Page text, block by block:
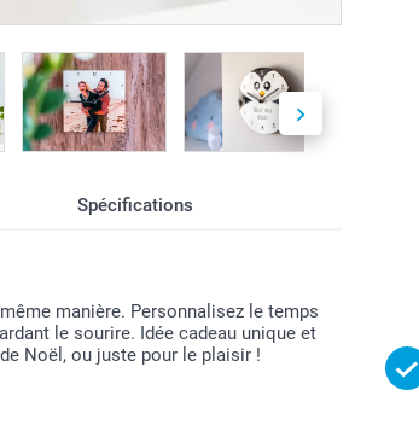
Spécifications
manière. Personnalisez le temps
le sourire. Idée cadeau unique et
Noël, ou juste pour le plaisir !